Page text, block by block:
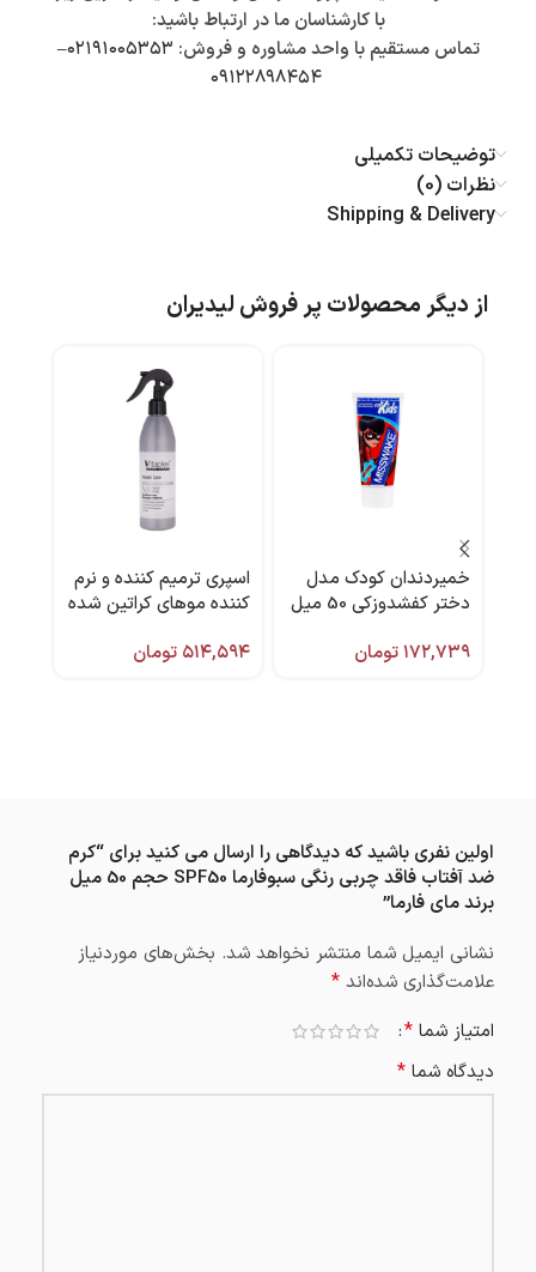
با کارشناسان ما در ارتباط باشید:
تماس مستقیم با واحد مشاوره و فروش: ۰۲۱۹۱۰۰۵۳۵۳–
۰۹۱۲۲۸۹۸۴۵۴
توضیحات تکمیلی
نظرات (0)
Shipping & Delivery
از دیگر محصولات پر فروش لیدیران
خمیردندان کودک مدل
دختر کفشدوزکی 50 میل
۱۷۲,۷۳۹تومان
اسپری ترمیم کننده و نرم
کننده موهای کراتین شده
۵۱۴,۵۹۴ تومان
اولین نفری باشید که دیدگاهی را ارسال می کنید برای “کرم
ضد آفتاب فاقد چربی رنگی سبوفارما SPF50 حجم 50 میل
برند مای فارما”
نشانی ایمیل شما منتشر نخواهد شد. بخش‌های موردنیاز
علامت‌گذاری شده‌اند *
امتیاز شما *
دیدگاه شما *